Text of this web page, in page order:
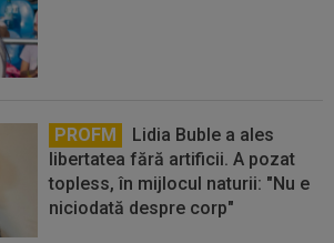
PROFM
Lidia Buble a ales
libertatea fără artificii. A pozat
topless, în mijlocul naturii: "Nu e
niciodată despre corp"